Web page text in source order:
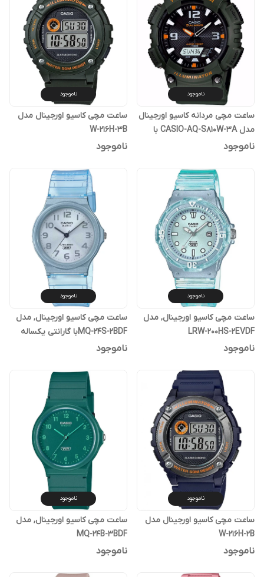
ناموجود
ساعت مچی مردانه کاسیو اورجینال
مدل CASIO-AQ-S810W-3A با
گارانتی یکساله پوزیترون
ناموجود
ناموجود
ساعت مچی کاسیو اورجینال مدل
W-216H-3B
ناموجود
ناموجود
ساعت مچی کاسیو اورجینال, مدل
LRW-200HS-2EVDF
ناموجود
ناموجود
ساعت مچی کاسیو اورجینال, مدل
MQ-24S-2BDFبا گارانتی یکساله
پوزیترون
ناموجود
ناموجود
ساعت مچی کاسیو اورجینال مدل
W-216H-2B
ناموجود
ناموجود
ساعت مچی کاسیو اورجینال, مدل
MQ-24B-3BDF
ناموجود